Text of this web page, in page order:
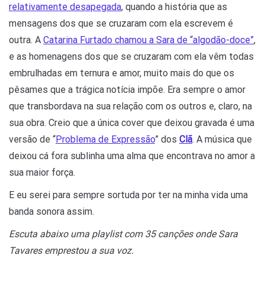
relativamente desapegada, quando a história que as
mensagens dos que se cruzaram com ela escrevem é
outra. A Catarina Furtado chamou a Sara de “algodão-doce”,
e as homenagens dos que se cruzaram com ela vêm todas
embrulhadas em ternura e amor, muito mais do que os
pêsames que a trágica notícia impõe. Era sempre o amor
que transbordava na sua relação com os outros e, claro, na
sua obra. Creio que a única cover que deixou gravada é uma
versão de “Problema de Expressão” dos Clã. A música que
deixou cá fora sublinha uma alma que encontrava no amor a
sua maior força.
E eu serei para sempre sortuda por ter na minha vida uma
banda sonora assim.
Escuta abaixo uma playlist com 35 canções onde Sara
Tavares emprestou a sua voz.